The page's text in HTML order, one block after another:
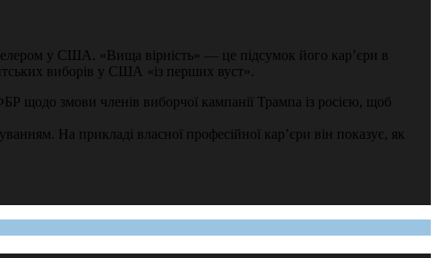
у США. «Вища вірність» — це підсумок його кар’єри в
виборів у США «із перших вуст».
щодо змови членів виборчої кампанії Трампа із росією, щоб
На прикладі власної професійної кар’єри він показує, як